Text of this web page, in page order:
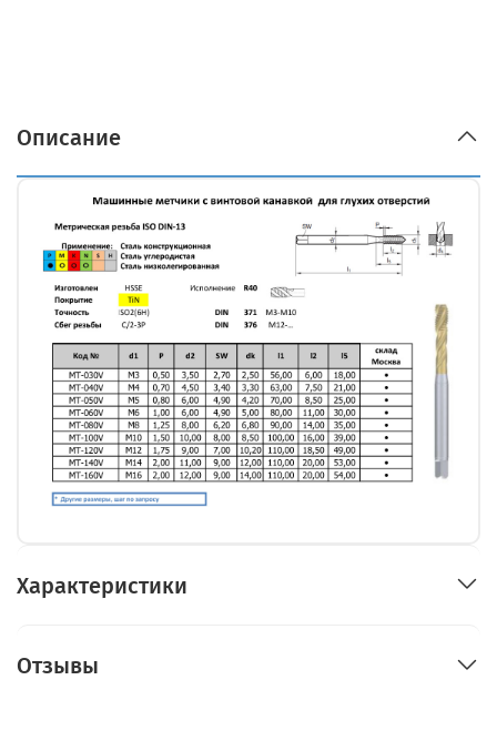
Описание
Характеристики
Отзывы